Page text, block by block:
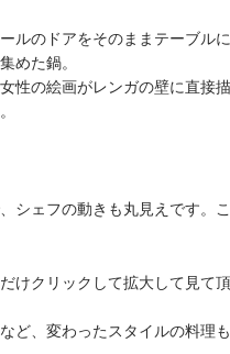
ルのドアをそのままテーブル
めた鍋。
性の絵画がレンガの壁に直接描
シェフの動きも丸見えです。
けクリックして拡大して見て
ど、変わったスタイルの料理も